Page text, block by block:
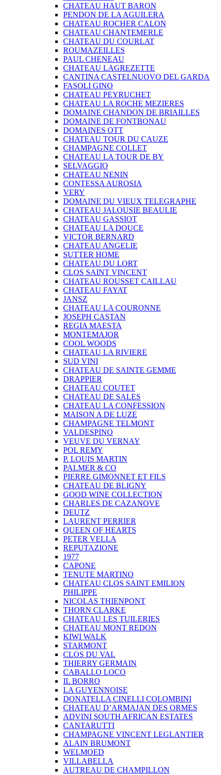
CHATEAU HAUT BARON
PENDON DE LA AGUILERA
CHATEAU ROCHER CALON
CHATEAU CHANTEMERLE
CHATEAU DU COURLAT
ROUMAZEILLES
PAUL CHENEAU
CHATEAU LAGREZETTE
CANTINA CASTELNUOVO DEL GARDA
FASOLI GINO
CHATEAU PEYRUCHET
CHATEAU LA ROCHE MEZIERES
DOMAINE CHANDON DE BRIAILLES
DOMAINE DE FONTBONAU
DOMAINES OTT
CHATEAU TOUR DU CAUZE
CHAMPAGNE COLLET
CHATEAU LA TOUR DE BY
SELVAGGIO
CHATEAU NENIN
CONTESSA AUROSIA
VERY
DOMAINE DU VIEUX TELEGRAPHE
CHATEAU JALOUSIE BEAULIE
CHATEAU GASSIOT
CHATEAU LA DOUCE
VICTOR BERNARD
CHATEAU ANGELIE
SUTTER HOME
CHATEAU DU LORT
CLOS SAINT VINCENT
CHATEAU ROUSSET CAILLAU
CHATEAU FAYAT
JANSZ
CHATEAU LA COURONNE
JOSEPH CASTAN
REGIA MAESTA
MONTEMAJOR
COOL WOODS
CHATEAU LA RIVIERE
SUD VINI
CHATEAU DE SAINTE GEMME
DRAPPIER
CHATEAU COUTET
CHATEAU DE SALES
CHATEAU LA CONFESSION
MAISON A DE LUZE
CHAMPAGNE TELMONT
VALDESPINO
VEUVE DU VERNAY
POL REMY
P. LOUIS MARTIN
PALMER & CO
PIERRE GIMONNET ET FILS
CHATEAU DE BLIGNY
GOOD WINE COLLECTION
CHARLES DE CAZANOVE
DEUTZ
LAURENT PERRIER
QUEEN OF HEARTS
PETER VELLA
REPUTAZIONE
1977
CAPONE
TENUTE MARTINO
CHATEAU CLOS SAINT EMILION
PHILIPPE
NICOLAS THIENPONT
THORN CLARKE
CHATEAU LES TUILERIES
CHATEAU MONT REDON
KIWI WALK
STARMONT
CLOS DU VAL
THIERRY GERMAIN
CABALLO LOCO
IL BORRO
LA GUYENNOISE
DONATELLA CINELLI COLOMBINI
CHATEAU D’ARMAJAN DES ORMES
ADVINI SOUTH AFRICAN ESTATES
CANTARUTTI
CHAMPAGNE VINCENT LEGLANTIER
ALAIN BRUMONT
WELMOED
VILLABELLA
AUTREAU DE CHAMPILLON